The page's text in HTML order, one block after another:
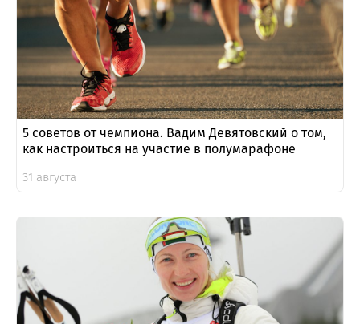
5 советов от чемпиона. Вадим Девятовский о том,
как настроиться на участие в полумарафоне
31 августа